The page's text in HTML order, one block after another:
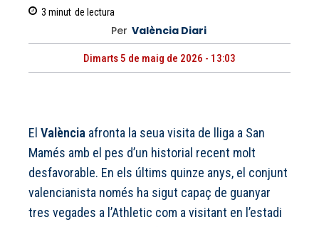
3 minut de lectura
Per València Diari
Dimarts 5 de maig de 2026 - 13:03
El València afronta la seua visita de lliga a San
Mamés amb el pes d’un historial recent molt
desfavorable. En els últims quinze anys, el conjunt
valencianista només ha sigut capaç de guanyar
tres vegades a l’Athletic com a visitant en l’estadi